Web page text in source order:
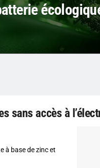
sans accès à
à base de zinc et